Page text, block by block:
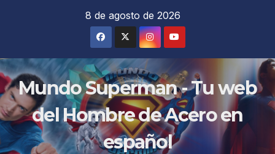
8 de agosto de 2026
Mundo Superman - Tu web
del Hombre de Acero en
español